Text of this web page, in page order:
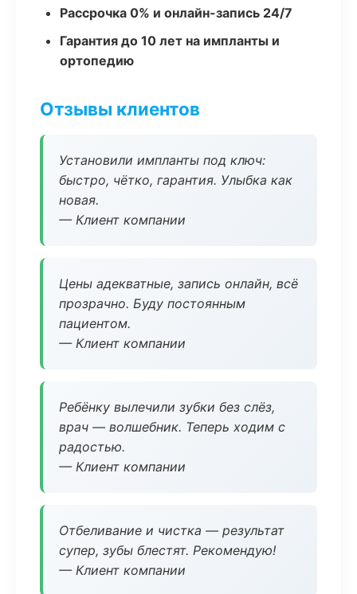
Рассрочка 0% и онлайн-запись 24/7
Гарантия до 10 лет на импланты и
ортопедию
Отзывы клиентов
Установили импланты под ключ:
быстро, чётко, гарантия. Улыбка как
новая.
— Клиент компании
Цены адекватные, запись онлайн, всё
прозрачно. Буду постоянным
пациентом.
— Клиент компании
Ребёнку вылечили зубки без слёз,
врач — волшебник. Теперь ходим с
радостью.
— Клиент компании
Отбеливание и чистка — результат
супер, зубы блестят. Рекомендую!
— Клиент компании